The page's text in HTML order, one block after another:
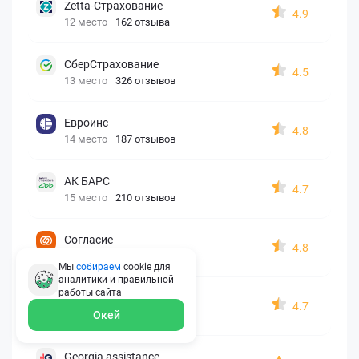
Zetta-Страхование
12 место 162 отзыва
4.9
СберСтрахование
13 место 326 отзывов
4.5
Евроинс
14 место 187 отзывов
4.8
АК БАРС
15 место 210 отзывов
4.7
Согласие
4.8
Капитал Лайф
17 место 173 отзыва
4.7
Georgia assistance
Мы собираем cookie для
аналитики и правильной
работы сайта
Окей